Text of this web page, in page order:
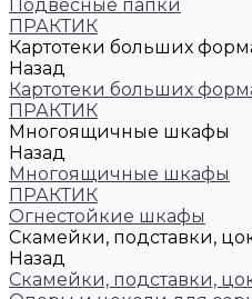
Подвесные папки
ПРАКТИК
Картотеки больших
Назад
Картотеки больших
ПРАКТИК
Многоящичные шкафы
Назад
Многоящичные шкафы
ПРАКТИК
Огнестойкие шкафы
Скамейки, подставки,
Назад
Скамейки, подставки,